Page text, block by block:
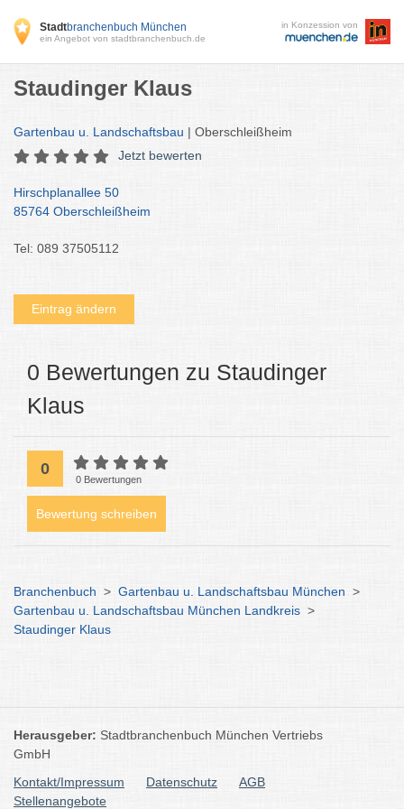
Stadtbranchenbuch München
ein Angebot von stadtbranchenbuch.de
in Konzession von
Staudinger Klaus
Gartenbau u. Landschaftsbau | Oberschleißheim
Jetzt bewerten
Hirschplanallee 50
85764 Oberschleißheim
Tel: 089 37505112
Eintrag ändern
0 Bewertungen zu Staudinger
Klaus
0
0 Bewertungen
Bewertung schreiben
Branchenbuch > Gartenbau u. Landschaftsbau München >
Gartenbau u. Landschaftsbau München Landkreis >
Staudinger Klaus
Herausgeber: Stadtbranchenbuch München Vertriebs
GmbH
Kontakt/Impressum
Datenschutz
AGB
Stellenangebote